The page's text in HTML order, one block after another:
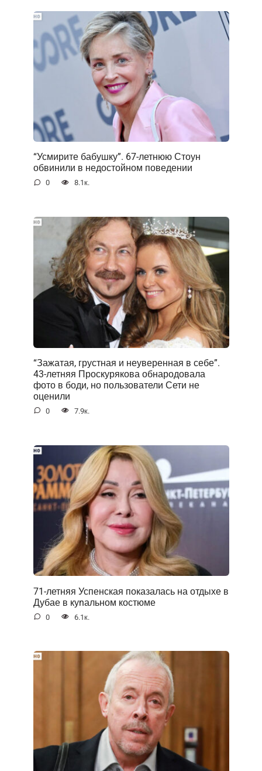
“Усмирите бабушку”. 67-летнюю Стоун
обвинили в недостойном поведении
0 8.1к.
“Зажатая, грустная и неуверенная в себе”.
43-летняя Проскурякова обнародовала
фото в боди, но пользователи Сети не
оценили
0 7.9к.
71-летняя Успенская показалась на отдыхе в
Дубае в куnальном костюме
0 6.1к.